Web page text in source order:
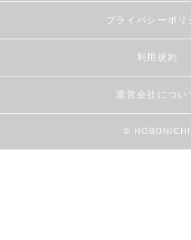
プライバシーポリ
利用規約
運営会社につい
© HOBONICHI